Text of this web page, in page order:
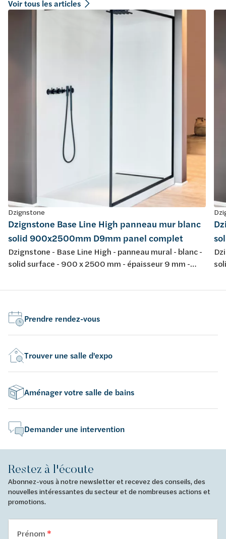
Voir tous les articles
Dzignstone
Dzignstone Base Line High panneau mur blanc
solid 900x2500mm D9mm panel complet
Dzignstone - Base Line High - panneau mural - blanc -
solid surface - 900 x 2500 mm - épaisseur 9 mm -
Solid Filler et Solid Connect
Prendre rendez-vous
Trouver une salle d'expo
Aménager votre salle de bains
Demander une intervention
Restez à l'écoute
Abonnez-vous à notre newsletter et recevez des conseils, des
nouvelles intéressantes du secteur et de nombreuses actions et
promotions.
Prénom